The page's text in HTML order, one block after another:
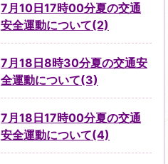
7月10日17時00分夏の交通
安全運動について(2)
7月18日8時30分夏の交通安
全運動について(3)
7月18日17時00分夏の交通
安全運動について(4)